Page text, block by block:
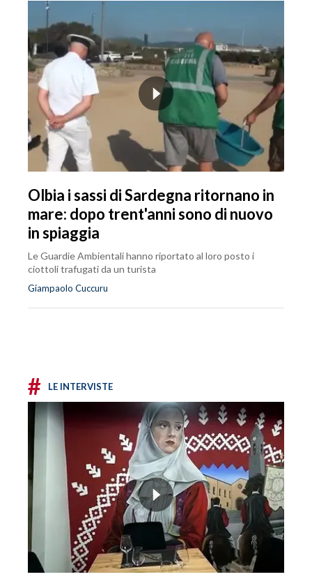
Olbia i sassi di Sardegna ritornano in
mare: dopo trent'anni sono di nuovo
in spiaggia
Le Guardie Ambientali hanno riportato al loro posto i
ciottoli trafugati da un turista
Giampaolo Cuccuru
# LE INTERVISTE